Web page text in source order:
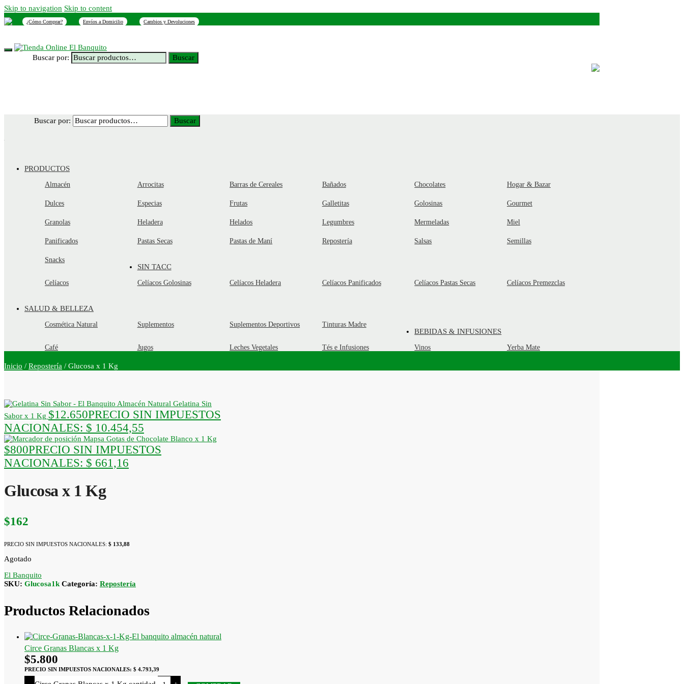
Skip to navigation Skip to content
¿Cómo Comprar? Envíos a Domicilio Cambios y Devoluciones
Buscar por: Buscar
Buscar por: Buscar
PRODUCTOS
Almacén Arrocitas Barras de Cereales Bañados Chocolates Hogar & Bazar
Dulces Especias Frutas Galletitas Golosinas Gourmet
Granolas Heladera Helados Legumbres Mermeladas Miel
Panificados Pastas Secas Pastas de Maní Repostería Salsas Semillas
Snacks
SIN TACC
Celíacos Celíacos Golosinas Celíacos Heladera Celíacos Panificados Celíacos Pastas Secas Celíacos Premezclas
SALUD & BELLEZA
Cosmética Natural Suplementos Suplementos Deportivos Tinturas Madre
BEBIDAS & INFUSIONES
Café Jugos Leches Vegetales Tés e Infusiones Vinos Yerba Mate
Inicio / Repostería / Glucosa x 1 Kg
Gelatina Sin
Sabor x 1 Kg $12.650PRECIO SIN IMPUESTOS
NACIONALES: $ 10.454,55
Mapsa Gotas de Chocolate Blanco x 1 Kg
$800PRECIO SIN IMPUESTOS
NACIONALES: $ 661,16
Glucosa x 1 Kg
$162
PRECIO SIN IMPUESTOS NACIONALES: $ 133,88
Agotado
El Banquito
SKU: Glucosa1k Categoría: Repostería
Productos Relacionados
Circe Granas Blancas x 1 Kg
$5.800
PRECIO SIN IMPUESTOS NACIONALES: $ 4.793,39